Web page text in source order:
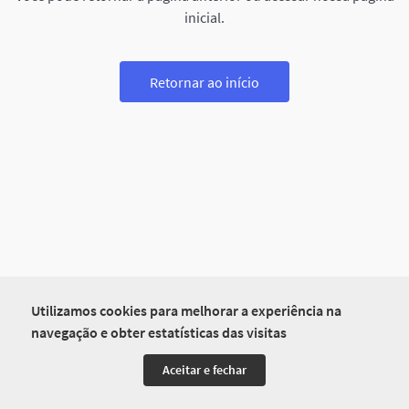
Utilizamos cookies para melhorar a experiência na
navegação e obter estatísticas das visitas
Aceitar e fechar
inicial.
Retornar ao início